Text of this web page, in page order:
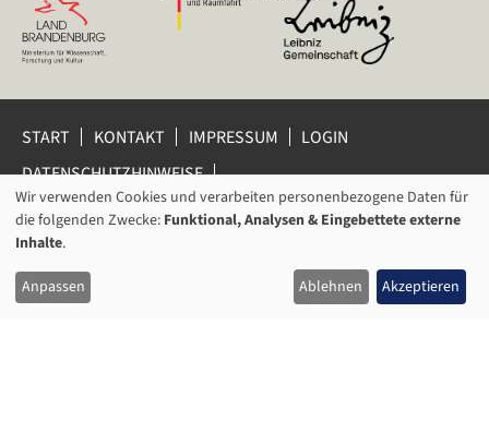
START KONTAKT IMPRESSUM
LOGIN
DATENSCHUTZHINWEISE
DATENSCHUTZ-EINSTELLUNGEN
HINWEISGEBERSCHUTZ
(ZZF) e.V.
VERWENDUNG
VON
PERSONENBEZOGENEN
DATEN
Wir verwenden Cookies und verarbeiten personenbezogene Daten für
die folgenden Zwecke: Funktional, Analysen & Eingebettete externe
Inhalte.
Anpassen Ablehnen Akzeptieren